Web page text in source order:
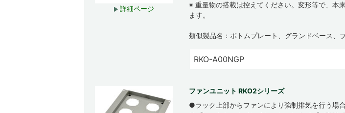
詳細ページ
※ 重量物の搭載は控えてください。変形等で、本
ます。
類似製品名：ボトムプレート、グランドベース、
RKO-A00NGP
ファンユニット RKO2シリーズ
●ラック上部からファンにより強制排気を行う場合